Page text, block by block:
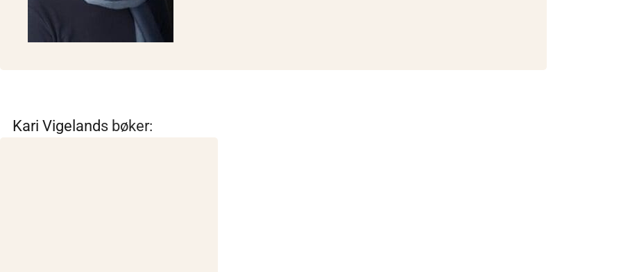
Kari Vigelands bøker: